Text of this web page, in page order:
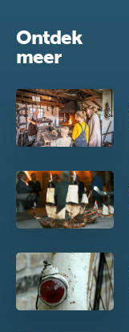
Ontdek
meer